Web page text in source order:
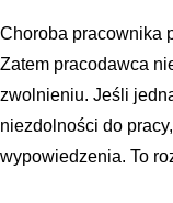
Choroba pracownika
Zatem pracodawca
zwolnieniu. Jeśli
niezdolności do
wypowiedzenia. To